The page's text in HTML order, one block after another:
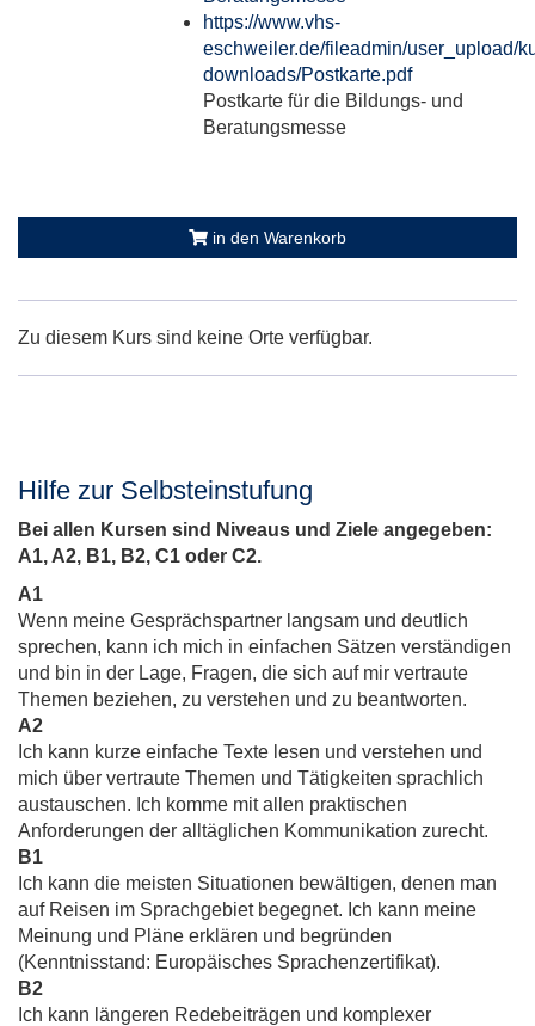
https://www.vhs-
eschweiler.de/fileadmin/user_upload/
downloads/Postkarte.pdf
Postkarte für die Bildungs- und
Beratungsmesse
in den Warenkorb
Zu diesem Kurs sind keine Orte verfügbar.
Hilfe zur Selbsteinstufung
Bei allen Kursen sind Niveaus und Ziele angegeben:
A1, A2, B1, B2, C1 oder C2.
A1
Wenn meine Gesprächspartner langsam und deutlich
sprechen, kann ich mich in einfachen Sätzen verständigen
und bin in der Lage, Fragen, die sich auf mir vertraute
Themen beziehen, zu verstehen und zu beantworten.
A2
Ich kann kurze einfache Texte lesen und verstehen und
mich über vertraute Themen und Tätigkeiten sprachlich
austauschen. Ich komme mit allen praktischen
Anforderungen der alltäglichen Kommunikation zurecht.
B1
Ich kann die meisten Situationen bewältigen, denen man
auf Reisen im Sprachgebiet begegnet. Ich kann meine
Meinung und Pläne erklären und begründen
(Kenntnisstand: Europäisches Sprachenzertifikat).
B2
Ich kann längeren Redebeiträgen und komplexer